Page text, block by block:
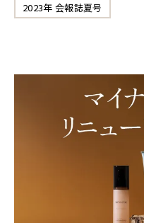
2023年 会報誌夏号